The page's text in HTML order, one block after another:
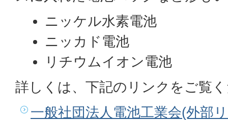
ニッケル水素電池
ニッカド電池
リチウムイオン電池
詳しくは、下記のリンクをご覧
一般社団法人電池工業会(外部